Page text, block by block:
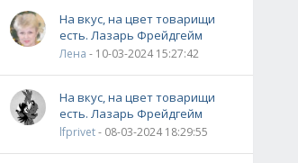
На вкус, на цвет товарищи
есть. Лазарь Фрейдгейм
Лена - 10-03-2024 15:27:42
На вкус, на цвет товарищи
есть. Лазарь Фрейдгейм
lfprivet- 08-03-2024 18:29:55